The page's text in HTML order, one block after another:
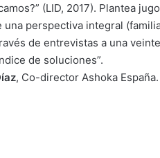
(LID, 2017). Plantea
perspectiva integral
de entrevistas a una
de soluciones”.
, Co-director Ashoka España.